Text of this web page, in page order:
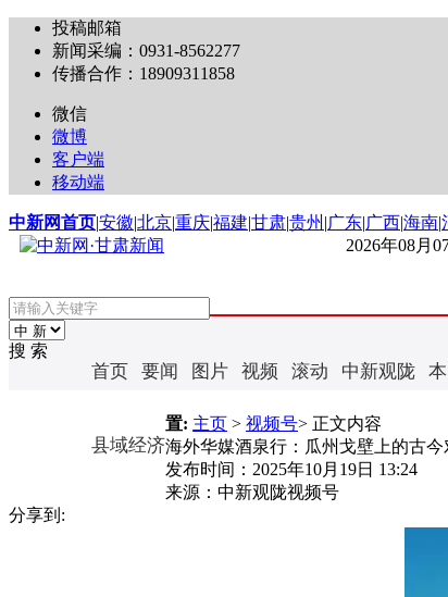
投稿邮箱
新闻采编：0931-8562277
传播合作：18909311858
微信
微博
客户端
移动端
中新网首页|安徽|北京|重庆|福建|甘肃|贵州 |广东|广西|海南|
2026年08月
搜 索
首页 要闻 图片 视频 滚动 中新观陇
县域经济
置: 主页 > 视频号> 正文内容
海外华媒酒泉行：瓜州戈壁上的古今
发布时间： 2025年10月19日 13:24
来源： 中新观陇视频号
分享到: